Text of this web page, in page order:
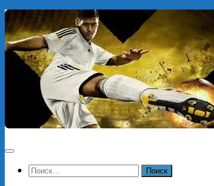
Перейти
к
содержимому
Найти: